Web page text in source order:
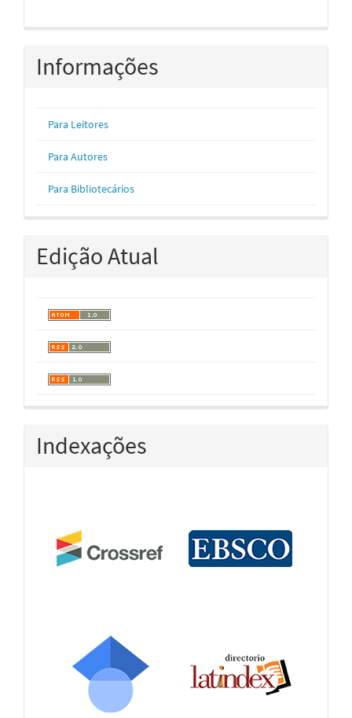
Informações
Para Leitores
Para Autores
Para Bibliotecários
Edição Atual
Indexações